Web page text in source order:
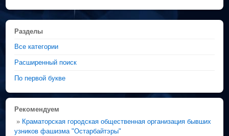
Разделы
Все категории
Расширенный поиск
По первой букве
Рекомендуем
» Краматорская городская общественная организация бывших
узников фашизма "Остарбайтэры"